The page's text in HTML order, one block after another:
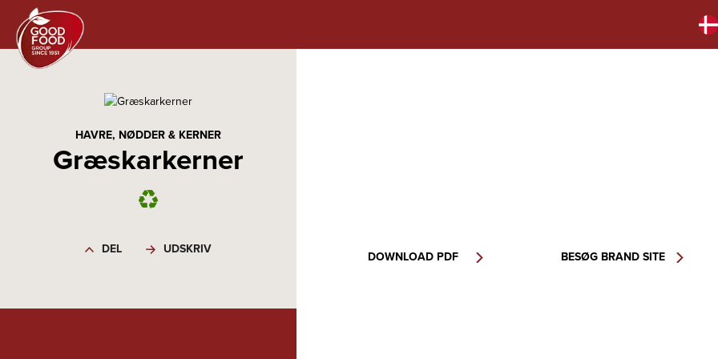
HAVRE, NØDDER & KERNER
Græskarkerner
DEL UDSKRIV DOWNLOAD PDF BESØG BRAND SITE